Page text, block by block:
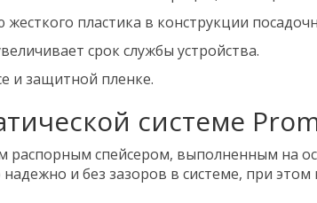
пластика в конструкции
срок службы устройства.
и защитной пленке.
системе
распорным спейсером, выполненным на
и без зазоров в системе, при